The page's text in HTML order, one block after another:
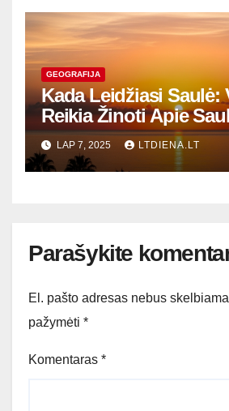
GEOGRAFIJA
Kada Leidžiasi Saulė:
Reikia Žinoti Apie
Lietuvoje ir Pasaulyje
LAP 7, 2025 LTDIENA.LT
Parašykite
El. pašto adresas nebus
pažymėti *
Komentaras *